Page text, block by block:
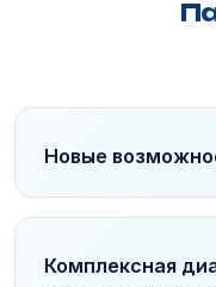
Новые
Комплексная